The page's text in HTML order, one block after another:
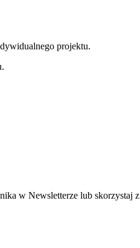
projektu.
w Newsletterze lub skorzystaj